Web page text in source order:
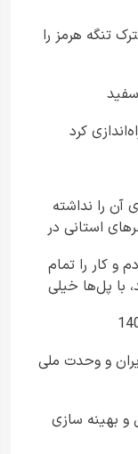
تنگه هرمز را
را نداشته
استانی در
و کار را تمام
با پل‌ها خیلی
از یک
و وحدت ملی
و بهینه سازی